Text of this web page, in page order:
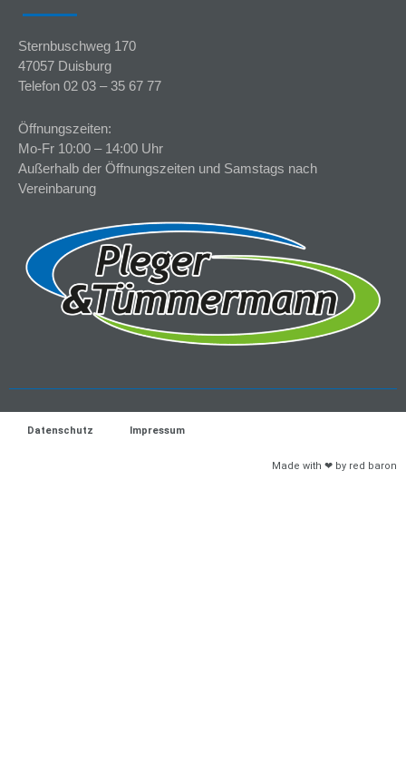
Sternbuschweg 170
47057 Duisburg
Telefon 02 03 – 35 67 77
Öffnungszeiten:
Mo-Fr 10:00 – 14:00 Uhr
Außerhalb der Öffnungszeiten und Samstags nach
Vereinbarung
Datenschutz Impressum
Made with ❤ by red baron